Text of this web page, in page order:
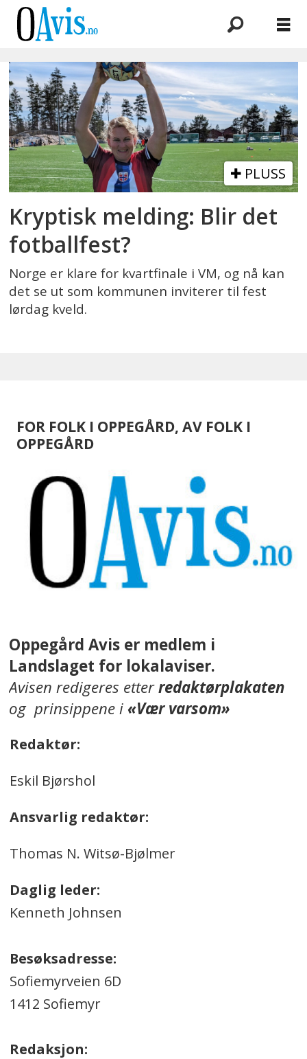
Emne:
fotballfest
PLUSS
Kryptisk melding: Blir det
fotballfest?
Norge er klare for kvartfinale i VM, og nå kan
det se ut som kommunen inviterer til fest
lørdag kveld.
FOR FOLK I OPPEGÅRD, AV FOLK I
OPPEGÅRD
Oppegård Avis er medlem i
Landslaget for lokalaviser.
Avisen redigeres etterredaktørplakaten
og prinsippene i«Vær varsom»
Redaktør:
Eskil Bjørshol
Ansvarlig redaktør:
Thomas N. Witsø-Bjølmer
Daglig leder:
Kenneth Johnsen
Besøksadresse:
Sofiemyrveien 6D
1412 Sofiemyr
Redaksjon: